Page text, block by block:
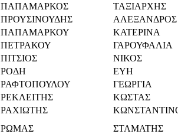
ΠΑΠΑΜΑΡΚΟΣ
ΤΑΞΙΑΡΧΗΣ
ΠΡΟΥΣΙΝΟΥΔΗΣ
ΑΛΕΞΑΝΔΡΟΣ
ΠΑΠΑΜΑΡΚΟΥ
ΚΑΤΕΡΙΝΑ
ΠΕΤΡΑΚΟΥ
ΓΑΡΟΥΦΑΛΙΑ
ΠΙΤΣΙΟΣ
ΝΙΚΟΣ
ΡΟΔΗ
ΕΥΗ
ΡΑΦΤΟΠΟΥΛΟΥ
ΓΕΩΡΓΙΑ
ΡΕΚΛΕΙΤΗΣ
ΚΩΣΤΑΣ
ΡΑΧΙΩΤΗΣ
ΡΩΜΑΣ
ΣΤΑΜΑΤΗΣ